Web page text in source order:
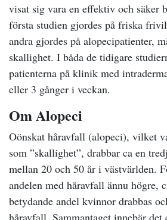
visat sig vara en effektiv och säker
första studien gjordes på friska
andra gjordes på alopecipatienter,
skallighet. I båda de tidigare
patienterna på klinik med
eller 3 gånger i veckan.
Om Alopeci
Oönskat håravfall (alopeci), vilket
som ”skallighet”, drabbar ca en
mellan 20 och 50 år i västvärlden.
andelen med håravfall ännu högre,
betydande andel kvinnor drabbas
håravfall. Sammantaget innebär det